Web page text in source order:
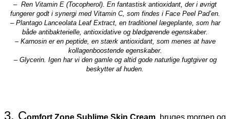
– Ren Vitamin E (Tocopherol). En fantastisk antioxidant, der i øvrigt
fungerer godt i synergi med Vitamin C, som findes i Face Peel Pad’en.
– Plantago Lanceolata Leaf Extract, en traditionel lægeplante, som har
både antibakterielle, antioxidative og blødgørende egenskaber.
– Karnosin er en peptide, en stærk antioxidant, som menes at have
kollagenboostende egenskaber.
– Glycerin. Igen har vi den gamle og altid gode naturlige fugtgiver og
beskytter af huden.
3. C